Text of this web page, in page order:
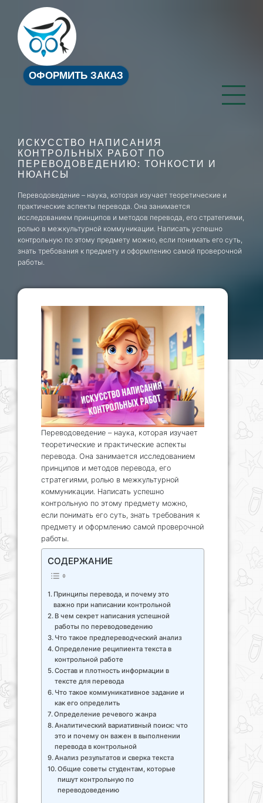
ОФОРМИТЬ ЗАКАЗ
ИСКУССТВО НАПИСАНИЯ
КОНТРОЛЬНЫХ РАБОТ ПО
ПЕРЕВОДОВЕДЕНИЮ: ТОНКОСТИ И
НЮАНСЫ
Переводоведение – наука, которая изучает теоретические и
практические аспекты перевода. Она занимается
исследованием принципов и методов перевода, его стратегиями,
ролью в межкультурной коммуникации. Написать успешно
контрольную по этому предмету можно, если понимать его суть,
знать требования к предмету и оформлению самой проверочной
работы.
Переводоведение – наука, которая изучает
теоретические и практические аспекты
перевода. Она занимается исследованием
принципов и методов перевода, его
стратегиями, ролью в межкультурной
коммуникации. Написать успешно
контрольную по этому предмету можно,
если понимать его суть, знать требования к
предмету и оформлению самой проверочной
работы.
СОДЕРЖАНИЕ
Принципы перевода, и почему это
важно при написании контрольной
В чем секрет написания успешной
работы по переводоведению
Что такое предпереводческий анализ
Определение реципиента текста в
контрольной работе
Состав и плотность информации в
тексте для перевода
Что такое коммуникативное задание и
как его определить
Определение речевого жанра
Аналитический вариативный поиск: что
это и почему он важен в выполнении
перевода в контрольной
Анализ результатов и сверка текста
Общие советы студентам, которые
пишут контрольную по
переводоведению